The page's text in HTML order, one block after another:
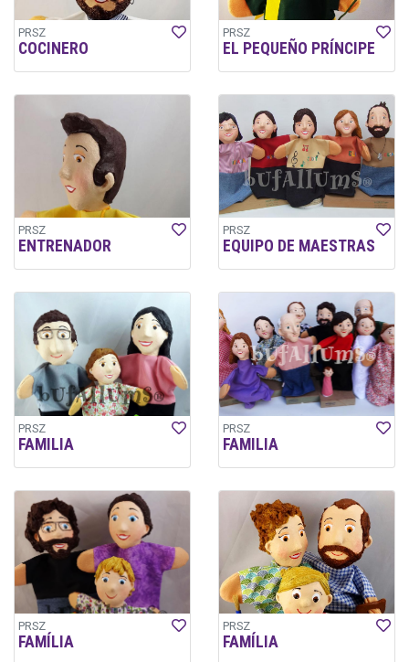
PRSZ
COCINERO
PRSZ
EL PEQUEÑO PRÍNCIPE
PRSZ
ENTRENADOR
PRSZ
EQUIPO DE MAESTRAS
PRSZ
FAMILIA
PRSZ
FAMILIA
PRSZ
FAMÍLIA
PRSZ
FAMÍLIA